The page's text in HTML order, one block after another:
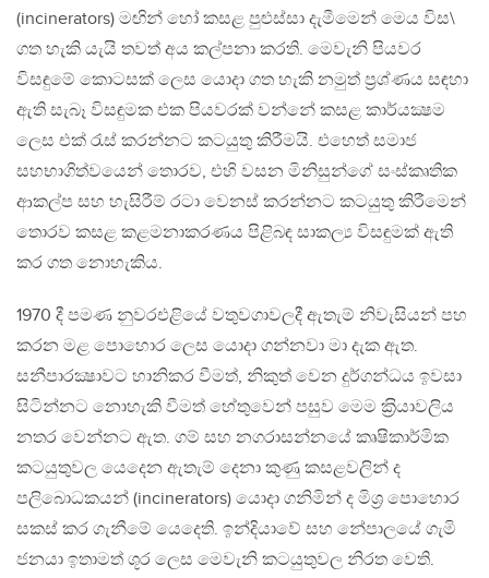
(incinerators) මඟින් හෝ කසළ පුළුස්සා දැමීමෙන් මෙය විස\
ගත හැකි යැයි තවත් අය කල්පනා කරති. මෙවැනි පියවර
විසඳුමේ කොටසක් ලෙස යොදා ගත හැකි නමුත් ප‍්‍රශ්ණය සඳහා
ඇති සැබෑ විසඳුමක එක පියවරක් වන්නේ කසළ කාර්යක්‍ෂම
ලෙස එක් රැස් කරන්නට කටයුතු කිරීමයි. එහෙත් සමාජ
සහභාගිත්වයෙන් තොරව, එහි වසන මිනිසුන්ගේ සංස්කෘතික
ආකල්ප සහ හැසිරීම් රටා වෙනස් කරන්නට කටයුතු කිරීමෙන්
තොරව කසළ කළමනාකරණය පිළිබඳ සාකල්‍ය විසඳුමක් ඇති
කර ගත නොහැකිය.
1970 දී පමණ නුවරඑළියේ වතුවගාවලදී ඇතැම් නිවැසියන් පහ
කරන මළ පොහොර ලෙස යොදා ගන්නවා මා දැක ඇත.
සනීපාරක්‍ෂාවට හානිකර වීමත්, නිකුත් වෙන දුර්ගන්ධය ඉවසා
සිටින්නට නොහැකි වීමත් හේතුවෙන් පසුව මෙම ක‍්‍රියාවලිය
නතර වෙන්නට ඇත. ගම් සහ නගරාසන්නයේ කෘෂිකාර්මික
කටයුතුවල යෙදෙන ඇතැම් දෙනා කුණු කසළවලින් ද
පලිබොධකයන් (incinerators) යොදා ගනිමින් ද මිශ‍්‍ර පොහොර
සකස් කර ගැනීමේ යෙදෙති. ඉන්දියාවේ සහ නේපාලයේ ගැමි
ජනයා ඉතාමත් ශූර ලෙස මෙවැනි කටයුතුවල නිරත වෙති.